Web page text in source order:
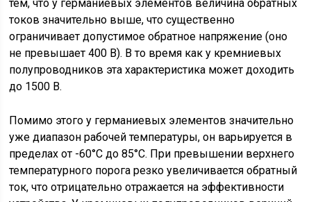
тем, что у германиевых элементов величина обратных
токов значительно выше, что существенно
ограничивает допустимое обратное напряжение (оно
не превышает 400 В). В то время как у кремниевых
полупроводников эта характеристика может доходить
до 1500 В.
Помимо этого у германиевых элементов значительно
уже диапазон рабочей температуры, он варьируется в
пределах от -60°С до 85°С. При превышении верхнего
температурного порога резко увеличивается обратный
ток, что отрицательно отражается на эффективности